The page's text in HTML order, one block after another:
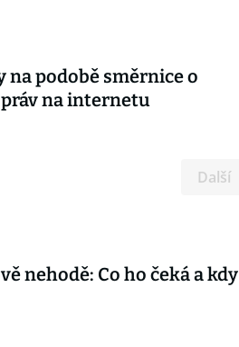
na podobě směrnice o
na internetu
Další
nehodě: Co ho čeká a kdy